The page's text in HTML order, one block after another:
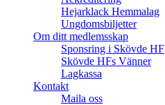
Hejarklack Hemmalag
Ungdomsbiljetter
Om ditt medlemsskap
Sponsring i Skövde HF
Skövde HFs Vänner
Lagkassa
Kontakt
Maila oss